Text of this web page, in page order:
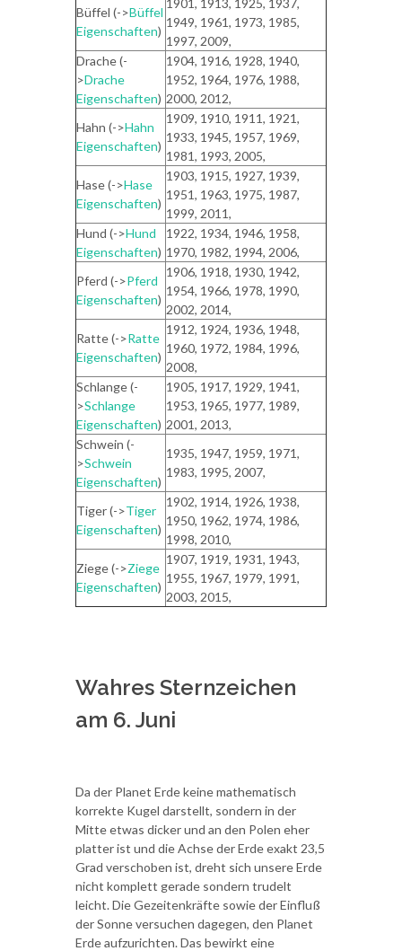
Büffel (->Büffel
Eigenschaften)
1901, 1913, 1925, 1937,
1949, 1961, 1973, 1985,
1997, 2009,
Drache (-
>Drache
Eigenschaften)
1904, 1916, 1928, 1940,
1952, 1964, 1976, 1988,
2000, 2012,
Hahn (->Hahn
Eigenschaften)
1909, 1910, 1911, 1921,
1933, 1945, 1957, 1969,
1981, 1993, 2005,
Hase (->Hase
Eigenschaften)
1903, 1915, 1927, 1939,
1951, 1963, 1975, 1987,
1999, 2011,
Hund (->Hund
Eigenschaften)
1922, 1934, 1946, 1958,
1970, 1982, 1994, 2006,
Pferd (->Pferd
Eigenschaften)
1906, 1918, 1930, 1942,
1954, 1966, 1978, 1990,
2002, 2014,
Ratte (->Ratte
Eigenschaften)
1912, 1924, 1936, 1948,
1960, 1972, 1984, 1996,
2008,
Schlange (-
>Schlange
Eigenschaften)
1905, 1917, 1929, 1941,
1953, 1965, 1977, 1989,
2001, 2013,
Schwein (-
>Schwein
Eigenschaften)
1935, 1947, 1959, 1971,
1983, 1995, 2007,
Tiger (->Tiger
Eigenschaften)
1902, 1914, 1926, 1938,
1950, 1962, 1974, 1986,
1998, 2010,
Ziege (->Ziege
Eigenschaften)
1907, 1919, 1931, 1943,
1955, 1967, 1979, 1991,
2003, 2015,
Wahres Sternzeichen
am 6. Juni
Da der Planet Erde keine mathematisch
korrekte Kugel darstellt, sondern in der
Mitte etwas dicker und an den Polen eher
platter ist und die Achse der Erde exakt 23,5
Grad verschoben ist, dreht sich unsere Erde
nicht komplett gerade sondern trudelt
leicht. Die Gezeitenkräfte sowie der Einfluß
der Sonne versuchen dagegen, den Planet
Erde aufzurichten. Das bewirkt eine